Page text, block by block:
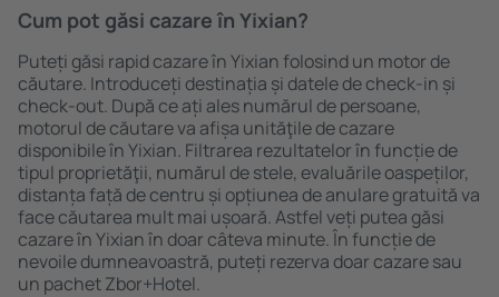
Cum pot găsi cazare în Yixian?
Puteți găsi rapid cazare în Yixian folosind un motor de
căutare. Introduceți destinația și datele de check-in și
check-out. După ce ați ales numărul de persoane,
motorul de căutare va afișa unităţile de cazare
disponibile în Yixian. Filtrarea rezultatelor în funcție de
tipul proprietăţii, numărul de stele, evaluările oaspeților,
distanța față de centru și opțiunea de anulare gratuită va
face căutarea mult mai ușoară. Astfel veți putea găsi
cazare în Yixian în doar câteva minute. În funcție de
nevoile dumneavoastră, puteți rezerva doar cazare sau
un pachet Zbor+Hotel.